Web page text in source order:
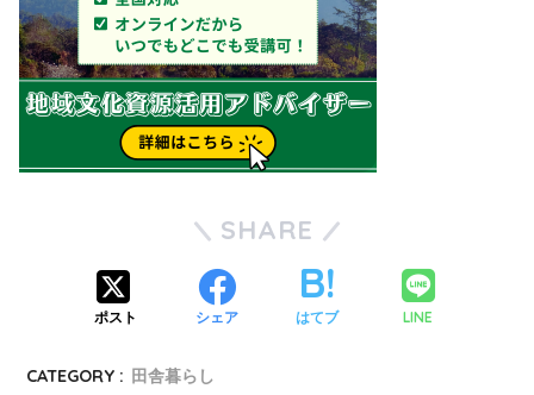
SHARE
ポスト シェア はてブ LINE
CATEGORY : 田舎暮らし